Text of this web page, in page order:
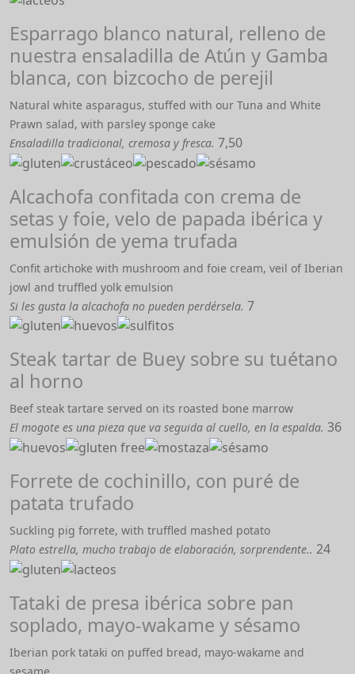
Esparrago blanco natural, relleno de
nuestra ensaladilla de Atún y Gamba
blanca, con bizcocho de perejil
Natural white asparagus, stuffed with our Tuna and White
Prawn salad, with parsley sponge cake
Ensaladilla tradicional, cremosa y fresca. 7,50
Alcachofa confitada con crema de
setas y foie, velo de papada ibérica y
emulsión de yema trufada
Confit artichoke with mushroom and foie cream, veil of Iberian
jowl and truffled yolk emulsion
Si les gusta la alcachofa no pueden perdérsela. 7
Steak tartar de Buey sobre su tuétano
al horno
Beef steak tartare served on its roasted bone marrow
El mogote es una pieza que va seguida al cuello, en la espalda. 36
Forrete de cochinillo, con puré de
patata trufado
Suckling pig forrete, with truffled mashed potato
Plato estrella, mucho trabajo de elaboración, sorprendente.. 24
Tataki de presa ibérica sobre pan
soplado, mayo-wakame y sésamo
Iberian pork tataki on puffed bread, mayo-wakame and